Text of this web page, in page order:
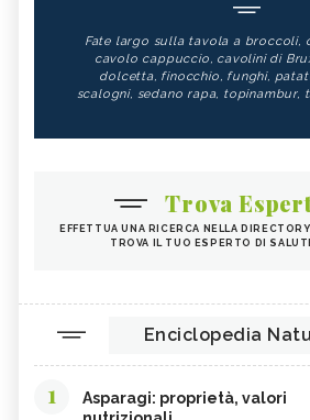
Fate largo sulla tavola a broccoli,
cavolo cappuccio, cavolini di
dolcetta, finocchio, funghi,
scalogni, sedano rapa, topinambur,
Trova
EFFETTUA UNA RICERCA NELLA
TROVA IL TUO ESPERTO DI
Enciclopedia
1
Asparagi: proprietà, valori